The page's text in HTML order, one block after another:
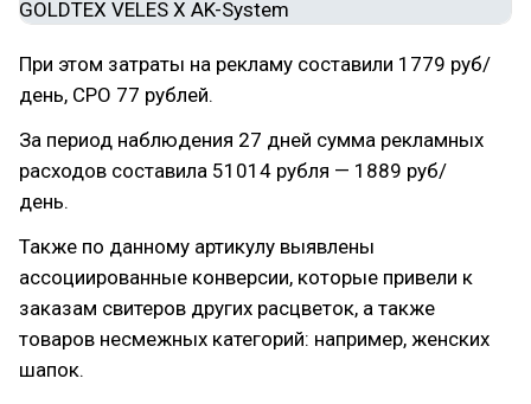
При этом затраты на рекламу составили 1779 руб/
день, СРО 77 рублей.
За период наблюдения 27 дней сумма рекламных
расходов составила 51014 рубля — 1889 руб/
день.
Также по данному артикулу выявлены
ассоциированные конверсии, которые привели к
заказам свитеров других расцветок, а также
товаров несмежных категорий: например, женских
шапок.